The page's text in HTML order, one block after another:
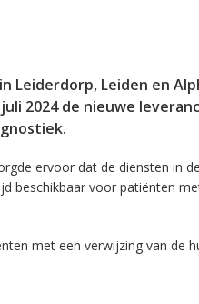
Leiderdorp, Leiden en
2024 de nieuwe
ervoor dat de diensten in
beschikbaar voor patiënten
met een verwijzing van de